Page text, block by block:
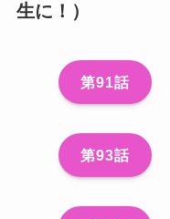
生に！）
第91話
第93話